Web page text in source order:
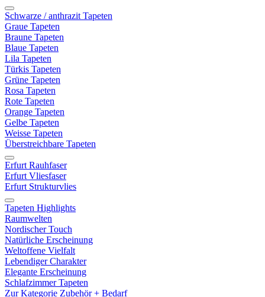
Schwarze / anthrazit Tapeten
Graue Tapeten
Braune Tapeten
Blaue Tapeten
Lila Tapeten
Türkis Tapeten
Grüne Tapeten
Rosa Tapeten
Rote Tapeten
Orange Tapeten
Gelbe Tapeten
Weisse Tapeten
Überstreichbare Tapeten
Erfurt Rauhfaser
Erfurt Vliesfaser
Erfurt Strukturvlies
Tapeten Highlights
Raumwelten
Nordischer Touch
Natürliche Erscheinung
Weltoffene Vielfalt
Lebendiger Charakter
Elegante Erscheinung
Schlafzimmer Tapeten
Zur Kategorie Zubehör + Bedarf